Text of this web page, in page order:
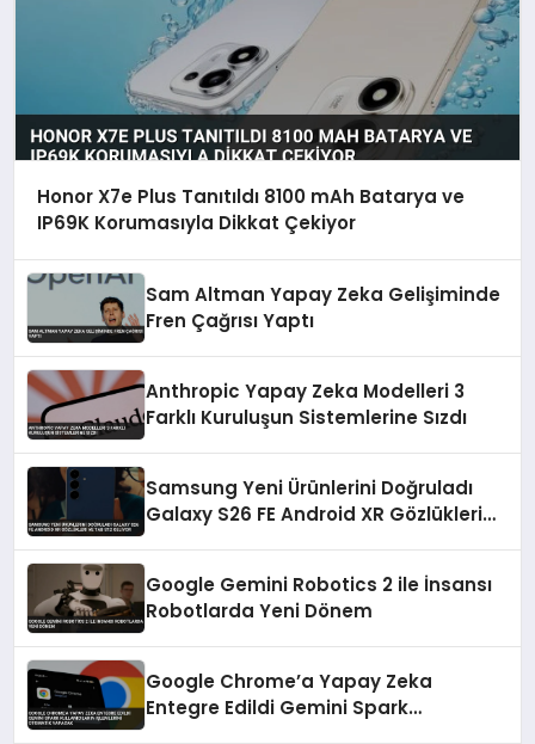
Honor X7e Plus Tanıtıldı 8100 mAh Batarya ve
IP69K Korumasıyla Dikkat Çekiyor
Sam Altman Yapay Zeka Gelişiminde
Fren Çağrısı Yaptı
Anthropic Yapay Zeka Modelleri 3
Farklı Kuruluşun Sistemlerine Sızdı
Samsung Yeni Ürünlerini Doğruladı
Galaxy S26 FE Android XR Gözlükleri
Google Gemini Robotics 2 ile İnsansı
Robotlarda Yeni Dönem
Google Chrome’a Yapay Zeka
Entegre Edildi Gemini Spark